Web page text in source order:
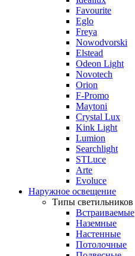
Favourite
Eglo
Freya
Nowodvorski
Elstead
Odeon Light
Novotech
Orion
F-Promo
Maytoni
Crystal Lux
Kink Light
Lumion
Searchlight
STLuce
Arte
Evoluce
Наружное освещение
Типы светильников
Встраиваемые
Наземные
Настенные
Потолочные